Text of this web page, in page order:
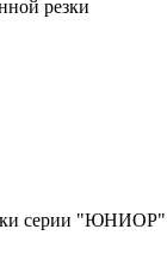
серии "ЮНИОР"